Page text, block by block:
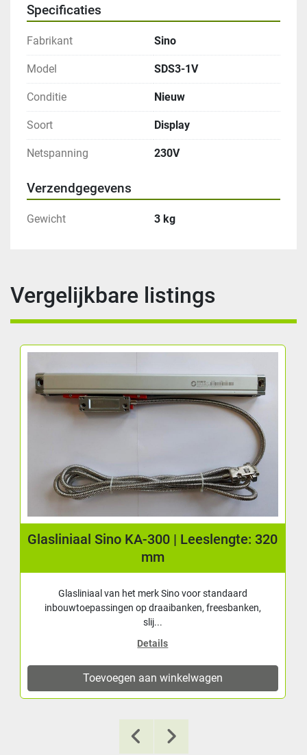
Specificaties
Fabrikant Sino
Model SDS3-1V
Conditie Nieuw
Soort Display
Netspanning 230V
Verzendgegevens
Gewicht 3 kg
Vergelijkbare listings
Glasliniaal Sino KA-300 | Leeslengte: 320
mm
Glasliniaal van het merk Sino voor standaard
inbouwtoepassingen op draaibanken, freesbanken,
slij...
Details
Toevoegen aan winkelwagen